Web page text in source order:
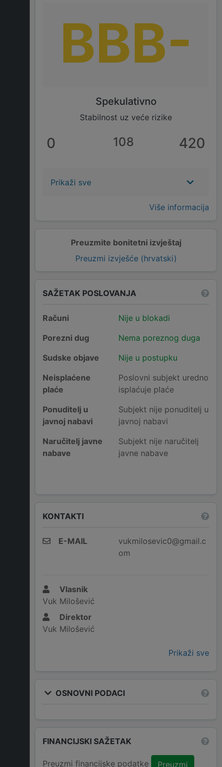
Preuzmite bonitetni izvještaj
Preuzmi izvješće (hrvatski)
BBB-
Spekulativno
Stabilnost uz veće rizike
0 108 420
Prikaži sve
Više informacija
SAŽETAK POSLOVANJA
Računi
Nije u blokadi
Porezni dug
Nema poreznog duga
Sudske objave
Nije u postupku
Neisplaćene
plaće
Poslovni subjekt uredno
isplaćuje plaće
Ponuditelj u
javnoj nabavi
Subjekt nije ponuditelj u
javnoj nabavi
Naručitelj javne
nabave
Subjekt nije naručitelj
javne nabave
KONTAKTI
E-MAIL
vukmilosevic0@gmail.c
om
Vlasnik
Vuk Milošević
Direktor
Vuk Milošević
Prikaži sve
OSNOVNI PODACI
FINANCIJSKI SAŽETAK
Preuzmi financijske podatke Preuzmi